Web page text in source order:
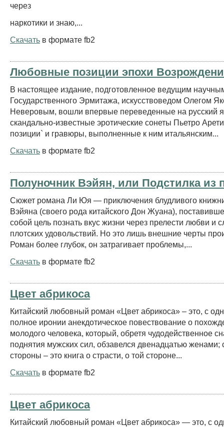
через
наркотики и знаю,...
Скачать в формате fb2
Любовные позиции эпохи
В настоящее издание, подготовленное ведущим
Государственного Эрмитажа, искусствоведом Олегом
Неверовым, вошли впервые переведенные на русский
скандально-известные эротические сонеты Пьетро
позиции` и гравюры, выполненные к ним итальянским...
Скачать в формате fb2
Полуночник Вэйян, или Подстилка из
Сюжет романа Ли Юя — приключения блудливого
Вэйяна (своего рода китайского Дон Жуана),
собой цель познать вкус жизни через прелести любви и
плотских удовольствий. Но это лишь внешние черты
Роман более глубок, он затрагивает проблемы,...
Скачать в формате fb2
Цвет абрикоса
Китайский любовный роман «Цвет абрикоса» – это, с
полное иронии анекдотическое повествование о
молодого человека, который, обретя чудодейственное
поднятия мужских сил, обзавелся двенадцатью женами;
стороны – это книга о страсти, о той стороне...
Скачать в формате fb2
Цвет абрикоса
Китайский любовный роман «Цвет абрикоса» — это, с